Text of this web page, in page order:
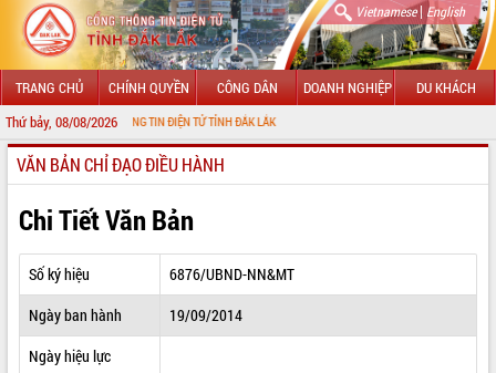
Vietnamese| English
TRANG CHỦ CHÍNH QUYỀN CÔNG DÂN DOANH NGHIỆP DU KHÁCH
Thứ bảy, 08/08/2026
CỔNG THÔNG TIN ĐIỆN TỬ TỈNH ĐẮK LẮK
GIỚI THIỆU
LÃNH ĐẠO UBND TỈNH
TIN TỨC SỰ KIỆN
SỞ, BAN, NGÀNH
VĂN BẢN CHỈ ĐẠO ĐIỀU HÀNH
Chi Tiết Văn Bản
Số ký hiệu
6876/UBND-NN&MT
Ngày ban hành
19/09/2014
Ngày hiệu lực